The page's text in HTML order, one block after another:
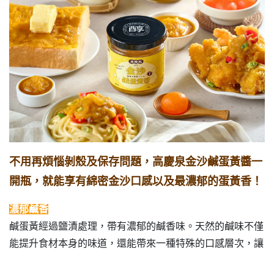
不用再煩惱剝殼及保存問題，高慶泉金沙鹹蛋黃醬一
開瓶，就能享有綿密金沙口感以及最濃郁的蛋黃香！
濃郁鹹香
鹹蛋黃經過鹽漬處理，帶有濃郁的鹹香味。天然的鹹味不僅
能提升食材本身的味道，還能帶來一種特殊的口感層次，讓